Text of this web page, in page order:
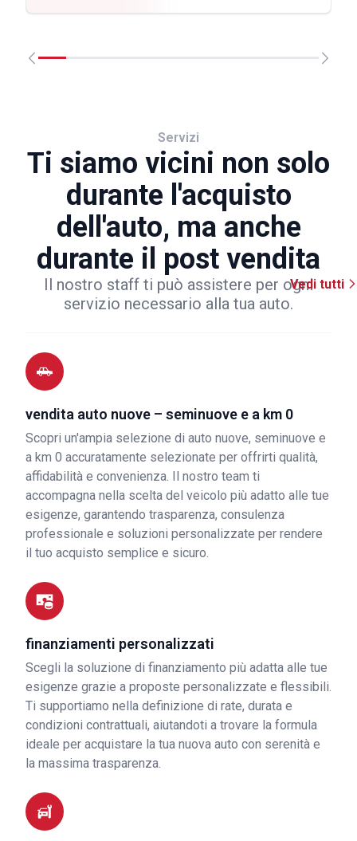
Servizi
Ti siamo vicini non solo
durante l'acquisto
dell'auto, ma anche
durante il post vendita
Il nostro staff ti può assistere per ogni
servizio necessario alla tua auto.
Vedi tutti
vendita auto nuove – seminuove e a km 0
Scopri un'ampia selezione di auto nuove, seminuove e
a km 0 accuratamente selezionate per offrirti qualità,
affidabilità e convenienza. Il nostro team ti
accompagna nella scelta del veicolo più adatto alle tue
esigenze, garantendo trasparenza, consulenza
professionale e soluzioni personalizzate per rendere
il tuo acquisto semplice e sicuro.
finanziamenti personalizzati
Scegli la soluzione di finanziamento più adatta alle tue
esigenze grazie a proposte personalizzate e flessibili.
Ti supportiamo nella definizione di rate, durata e
condizioni contrattuali, aiutandoti a trovare la formula
ideale per acquistare la tua nuova auto con serenità e
la massima trasparenza.